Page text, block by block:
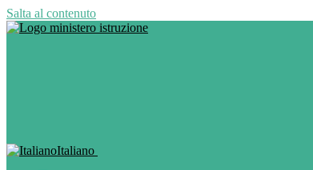
Salta al contenuto
Italiano